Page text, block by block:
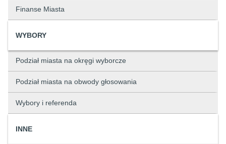
Finanse Miasta
WYBORY
Podział miasta na okręgi wyborcze
Podział miasta na obwody głosowania
Wybory i referenda
INNE